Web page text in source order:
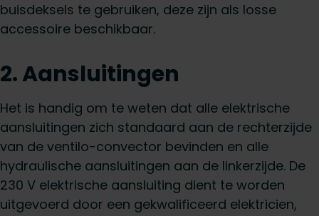
buisdeksels te gebruiken, deze zijn als losse
accessoire beschikbaar.
2. Aansluitingen
Het is handig om te weten dat alle elektrische
aansluitingen zich standaard aan de rechterzijde
van de ventilo-convector bevinden en alle
hydraulische aansluitingen aan de linkerzijde. De
230 V elektrische aansluiting dient te worden
uitgevoerd door een gekwalificeerd elektricien,